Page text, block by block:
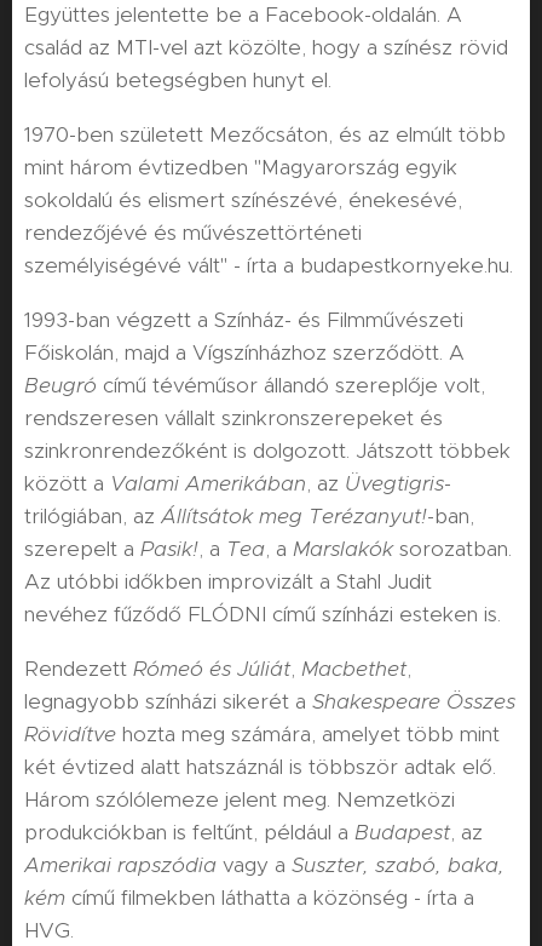
Együttes jelentette be a Facebook-oldalán. A
család az MTI-vel azt közölte, hogy a színész rövid
lefolyású betegségben hunyt el.
1970-ben született Mezőcsáton, és az elmúlt több
mint három évtizedben "Magyarország egyik
sokoldalú és elismert színészévé, énekesévé,
rendezőjévé és művészettörténeti
személyiségévé vált" - írta a budapestkornyeke.hu.
1993-ban végzett a Színház- és Filmművészeti
Főiskolán, majd a Vígszínházhoz szerződött. A
Beugró című tévéműsor állandó szereplője volt,
rendszeresen vállalt szinkronszerepeket és
szinkronrendezőként is dolgozott. Játszott többek
között a Valami Amerikában, az Üvegtigris-
trilógiában, az Állítsátok meg Terézanyut!-ban,
szerepelt a Pasik!, a Tea, a Marslakóksorozatban.
Az utóbbi időkben improvizált a Stahl Judit
nevéhez fűződő FLÓDNI című színházi esteken is.
Rendezett Rómeó és Júliát, Macbethet,
legnagyobb színházi sikerét a Shakespeare Összes
Rövidítve hozta meg számára, amelyet több mint
két évtized alatt hatszáznál is többször adtak elő.
Három szólólemeze jelent meg. Nemzetközi
produkciókban is feltűnt, például a Budapest, az
Amerikai rapszódia vagy a Suszter, szabó, baka,
kém című filmekben láthatta a közönség - írta a
HVG.